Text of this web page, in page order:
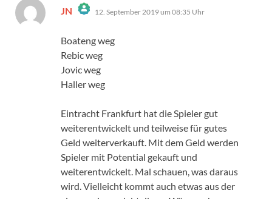
JN sagt:
Anti-Spam von CleanTalk
12. September 2019 um 08:35 Uhr
Boateng weg
Rebic weg
Jovic weg
Haller weg
Eintracht Frankfurt hat die Spieler gut
weiterentwickelt und teilweise für gutes
Geld weiterverkauft. Mit dem Geld werden
Spieler mit Potential gekauft und
weiterentwickelt. Mal schauen, was daraus
wird. Vielleicht kommt auch etwas aus der